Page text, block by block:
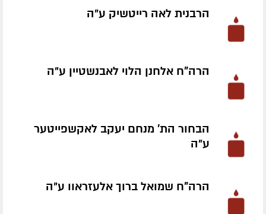
הרבנית לאה רייטשיק ע״ה
הרה"ח אלחנן הלוי לאבנשטיין ע״ה
הבחור הת' מנחם יעקב לאקשפייטער
ע״ה
הרה"ח שמואל ברוך אלעזראוו ע״ה